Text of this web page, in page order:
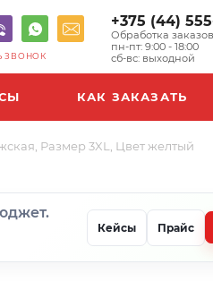
+375 (44)
Обработка заказов
пн-пт: 9:00 - 18:00
сб-вс: выходной
ЗВОНОК
КАК ЗАКАЗАТЬ
Размер 3XL, Цвет желтый
Кейсы Прайс